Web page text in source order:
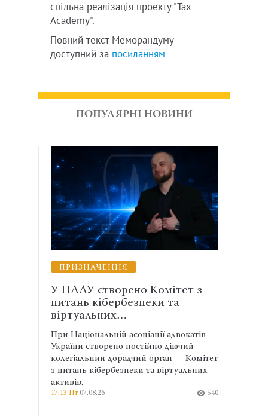
спільна реалізація проекту "Tax
Academy".
Повний текст Меморандуму
доступний за посиланням
ПОПУЛЯРНІ НОВИНИ
з
адвокатів
— Комітет
віртуальних
540
ЗАХИСТ ВІЙСЬКОВИХ
Лікування, вислуга і правнича
допомога: які зміни необхідні
для…
Наслідки катувань і захворювання
українських військових у полоні не
завжди належно фіксуються та
враховуються під час надання
реінтеграції важливе медичне